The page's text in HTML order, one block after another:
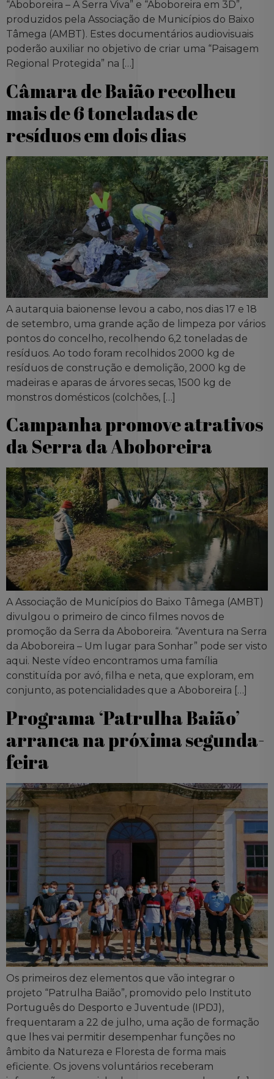
“Aboboreira – A Serra Viva” e “Aboboreira em 3D”,
produzidos pela Associação de Municípios do Baixo
Tâmega (AMBT). Estes documentários audiovisuais
poderão auxiliar no objetivo de criar uma “Paisagem
Regional Protegida” na […]
Câmara de Baião recolheu
mais de 6 toneladas de
resíduos em dois dias
A autarquia baionense levou a cabo, nos dias 17 e 18
de setembro, uma grande ação de limpeza por vários
pontos do concelho, recolhendo 6,2 toneladas de
resíduos. Ao todo foram recolhidos 2000 kg de
resíduos de construção e demolição, 2000 kg de
madeiras e aparas de árvores secas, 1500 kg de
monstros domésticos (colchões, […]
Campanha promove atrativos
da Serra da Aboboreira
A Associação de Municípios do Baixo Tâmega (AMBT)
divulgou o primeiro de cinco filmes novos de
promoção da Serra da Aboboreira. “Aventura na Serra
da Aboboreira – Um lugar para Sonhar” pode ser visto
aqui. Neste vídeo encontramos uma família
constituída por avó, filha e neta, que exploram, em
conjunto, as potencialidades que a Aboboreira […]
Programa ‘Patrulha Baião’
arranca na próxima segunda-
feira
Os primeiros dez elementos que vão integrar o
projeto “Patrulha Baião”, promovido pelo Instituto
Português do Desporto e Juventude (IPDJ),
frequentaram a 22 de julho, uma ação de formação
que lhes vai permitir desempenhar funções no
âmbito da Natureza e Floresta de forma mais
eficiente. Os jovens voluntários receberam